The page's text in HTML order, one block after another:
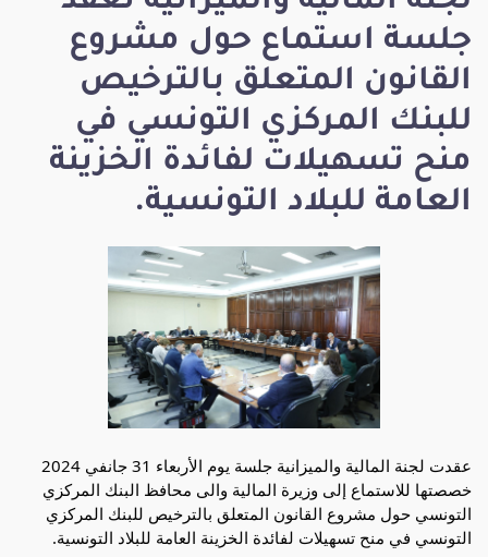
جلسة استماع حول مشروع
القانون المتعلق بالترخيص
للبنك المركزي التونسي في
منح تسهيلات لفائدة الخزينة
العامة للبلاد التونسية.
عقدت لجنة المالية والميزانية جلسة يوم الأربعاء 31 جانفي 2024
خصصتها للاستماع إلى وزيرة المالية والى محافظ البنك المركزي
التونسي حول مشروع القانون المتعلق بالترخيص للبنك المركزي
التونسي في منح تسهيلات لفائدة الخزينة العامة للبلاد التونسية.